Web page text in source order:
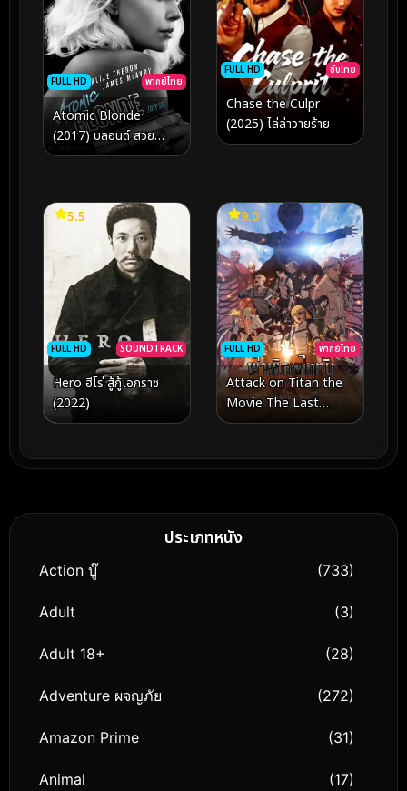
FULL HD พากย์ไทย
Atomic Blonde
(2017) บลอนด์ สวย
กระจุย
FULL HD ซับไทย
Chase the Culpr
(2025) ไล่ล่าวายร้าย
FULL HD SOUNDTRACK
5.5
Hero ฮีโร่ สู้กู้เอกราช
(2022)
FULL HD พากย์ไทย
9.0
Attack on Titan the
Movie The Last
Attack (2024) ผ่าพิภพ
สุดท้าย
ประเภทหนัง
Action บู๊ (733)
Adult (3)
Adult 18+ (28)
Adventure ผจญภัย (272)
Amazon Prime (31)
Animal (17)